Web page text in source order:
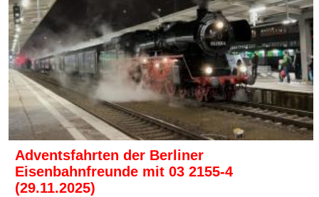
Adventsfahrten der Berliner
Eisenbahnfreunde mit 03 2155-4
(29.11.2025)